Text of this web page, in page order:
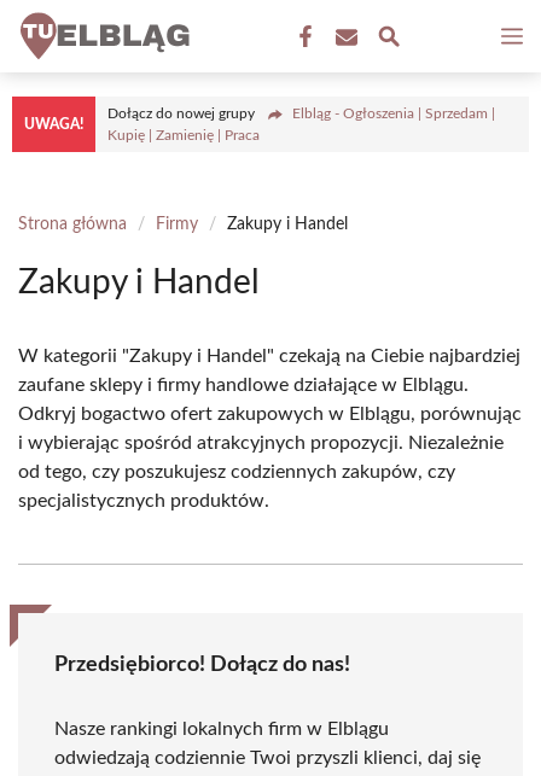
Przejdź
treści
UWAGA!
Dołącz do nowej grupy
Elbląg - Ogłoszenia | Sprzedam |
Kupię | Zamienię | Praca
Strona główna / Firmy / Zakupy i Handel
Zakupy i Handel
W kategorii "Zakupy i Handel" czekają na Ciebie najbardziej
zaufane sklepy i firmy handlowe działające w Elblągu.
Odkryj bogactwo ofert zakupowych w Elblągu, porównując
i wybierając spośród atrakcyjnych propozycji. Niezależnie
od tego, czy poszukujesz codziennych zakupów, czy
specjalistycznych produktów.
Przedsiębiorco! Dołącz do nas!
Nasze rankingi lokalnych firm w Elblągu
odwiedzają codziennie Twoi przyszli klienci, daj się